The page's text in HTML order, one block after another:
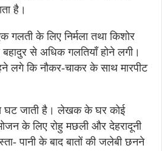
है।
गलती के लिए निर्मला तथा किशोर
से अधिक गलतियाँ होने लगी।
कि नौकर-चाकर के साथ मारपीट
घट जाती है। लेखक के घर कोई
के लिए रोहु मछली और देहरादूनी
पानी के बाद बातों की जलेबी छनने